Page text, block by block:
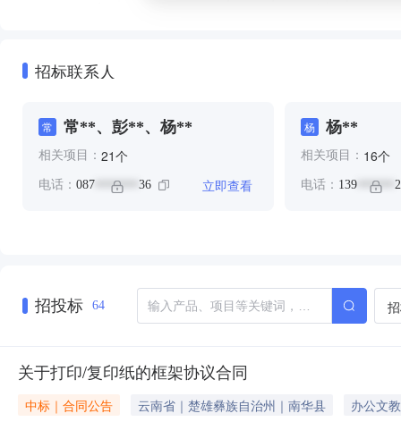
招标联系人
常 常**、彭**、杨**
相关项目： 21个
电话： 087 ******* 36 立即查看
杨 杨**
相关项目： 16个
电话： 139******
招投标 64
关于打印/复印纸的框架协议合同
中标｜合同公告 云南省｜楚雄彝族自治州｜南华县
办公文教